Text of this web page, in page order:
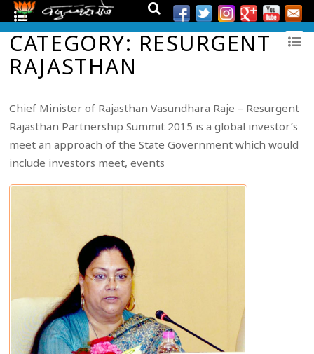
CATEGORY: RESURGENT
RAJASTHAN
Chief Minister of Rajasthan Vasundhara Raje – Resurgent
Rajasthan Partnership Summit 2015 is a global investor’s
meet an approach of the State Government which would
include investors meet, events